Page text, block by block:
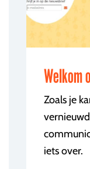
Welkom
Zoals je
iets over.